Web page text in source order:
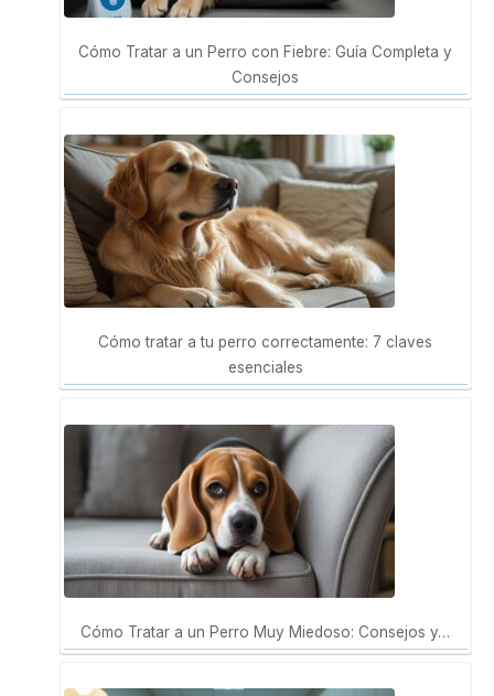
Cómo Tratar a un Perro con Fiebre: Guía Completa y
Consejos
Cómo tratar a tu perro correctamente: 7 claves
esenciales
Cómo Tratar a un Perro Muy Miedoso: Consejos y…